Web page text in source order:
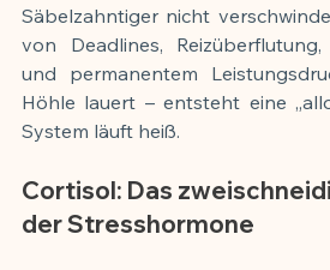
Säbelzahntiger nicht
von Deadlines,
und permanentem
Höhle lauert – entsteht eine
System läuft heiß.
Cortisol: Das
der Stresshormone